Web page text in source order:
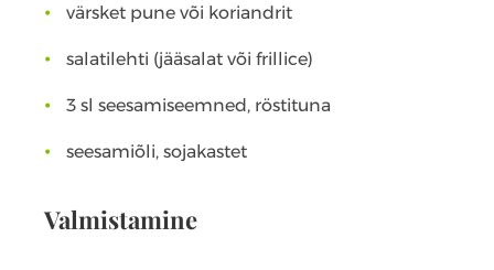
värsket pune või koriandrit
salatilehti (jääsalat või frillice)
3 sl seesamiseemned, röstituna
seesamiõli, sojakastet
Valmistamine